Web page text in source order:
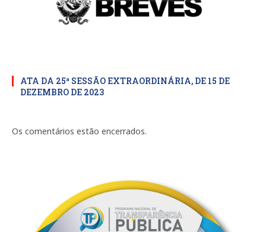
ATA DA 25ª SESSÃO EXTRAORDINÁRIA, DE 15 DE
DEZEMBRO DE 2023
Os comentários estão encerrados.